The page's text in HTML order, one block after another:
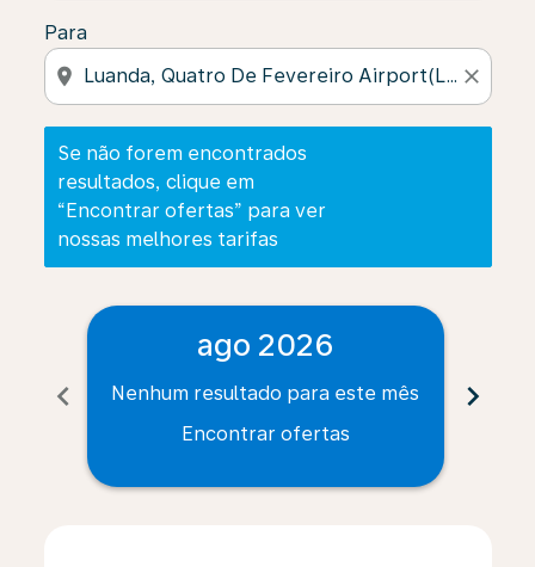
Para
location_on close
Se não forem encontrados
resultados, clique em
“Encontrar ofertas” para ver
nossas melhores tarifas
chevron_left
ago 2026
Nenhum resultado para este mês
Encontrar ofertas
chevron_right